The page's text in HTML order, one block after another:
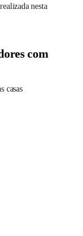
nesta
com
casas